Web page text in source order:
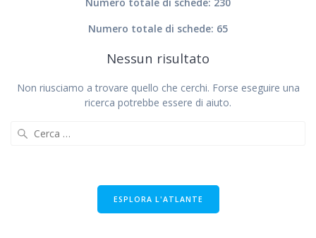
Numero totale di schede: 65
Nessun risultato
Non riusciamo a trovare quello che cerchi. Forse eseguire una
ricerca potrebbe essere di aiuto.
ESPLORA L'ATLANTE